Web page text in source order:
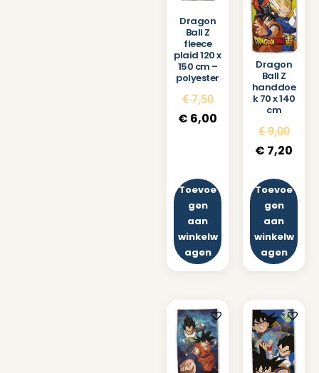
Dragon
Ball Z
fleece
plaid 120 x
150 cm –
polyester
€7,50
€ 6,00
Toevoe
gen
aan
winkelw
agen
Dragon
Ball Z
handdoe
k 70 x 140
cm
€9,00
€ 7,20
Toevoe
gen
aan
winkelw
agen